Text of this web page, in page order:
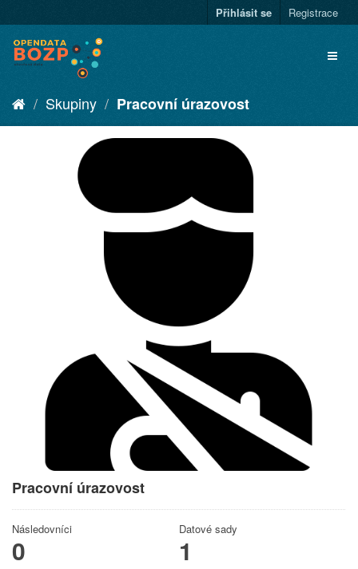
Přihlásit se Registrace
Skupiny Pracovní úrazovost
Pracovní úrazovost
Následovníci
0
Datové sady
1